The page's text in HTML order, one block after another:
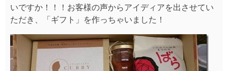
いですか！！！お客様の声からアイディアを出させてい
ただき、「ギフト」を作っちゃいました！